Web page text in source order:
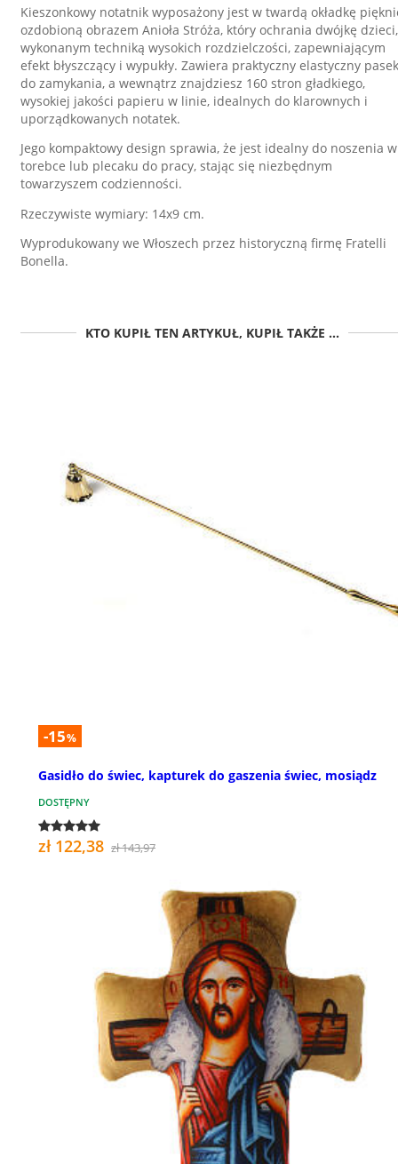
Kieszonkowy notatnik wyposażony jest w twardą okładkę
ozdobioną obrazem Anioła Stróża, który ochrania dwójkę dzieci,
wykonanym techniką wysokich rozdzielczości, zapewniającym
efekt błyszczący i wypukły. Zawiera praktyczny elastyczny pasek
do zamykania, a wewnątrz znajdziesz 160 stron gładkiego,
wysokiej jakości papieru w linie, idealnych do klarownych i
uporządkowanych notatek.
Jego kompaktowy design sprawia, że jest idealny do noszenia w
torebce lub plecaku do pracy, stając się niezbędnym
towarzyszem codzienności.
Rzeczywiste wymiary: 14x9 cm.
Wyprodukowany we Włoszech przez historyczną firmę Fratelli
Bonella.
KTO KUPIŁ TEN ARTYKUŁ, KUPIŁ TAKŻE ...
-15%
Gasidło do świec, kapturek do gaszenia świec, mosiądz
DOSTĘPNY
zł 122,38 zł 143,97